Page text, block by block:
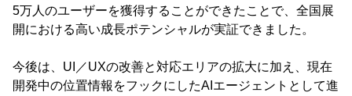
5万人のユーザーを獲得することができたことで、全国展
開における高い成長ポテンシャルが実証できました。
今後は、UI／UXの改善と対応エリアの拡大に加え、現在
開発中の位置情報をフックにしたAIエージェントとして進